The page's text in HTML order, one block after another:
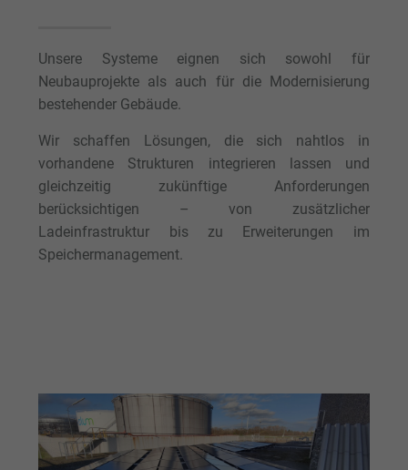
Unsere Systeme eignen sich sowohl für
Neubauprojekte als auch für die Modernisierung
bestehender Gebäude.
Wir schaffen Lösungen, die sich nahtlos in
vorhandene Strukturen integrieren lassen und
gleichzeitig zukünftige Anforderungen
berücksichtigen – von zusätzlicher
Ladeinfrastruktur bis zu Erweiterungen im
Speichermanagement.